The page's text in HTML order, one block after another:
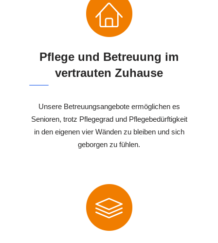
Pflege und Betreuung im
vertrauten Zuhause
Unsere Betreuungsangebote ermöglichen es
Senioren, trotz Pflegegrad und Pflegebedürftigkeit
in den eigenen vier Wänden zu bleiben und sich
geborgen zu fühlen.